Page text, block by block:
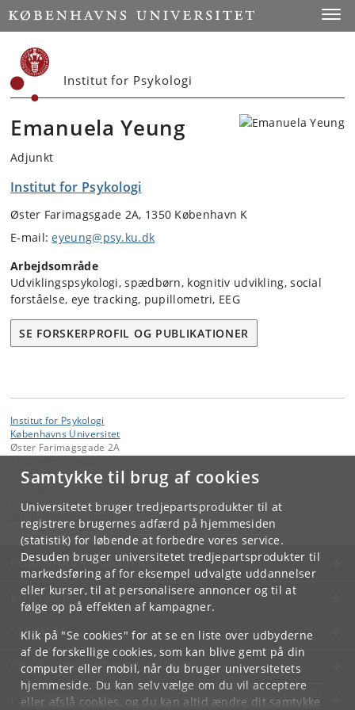
Samtykke til brug af cookies
Universitetet bruger tredjepartsprodukter til at
registrere brugernes adfærd på hjemmesiden
(statistik) for løbende at forbedre vores service.
Desuden bruger universitetet tredjepartsprodukter til
markedsføring af for eksempel udvalgte uddannelser
eller kurser, til at personalisere annoncer og til at
følge op på effekten af kampagner.
Klik på "Se cookies" for at se en liste over udbyderne
af de forskellige cookies, som kan blive gemt på din
computer eller mobil, når du bruger universitetets
hjemmeside. Du kan selv vælge om du vil acceptere
eller afslå cookies, og du kan altid ændre dit samtykke
Start
Institut for Psykologi
Emanuela Yeung
Adjunkt
Institut for Psykologi
Øster Farimagsgade 2A, 1350 København K
E-mail:eyeung@psy.ku.dk
Arbejdsområde
Udviklingspsykologi, spædbørn, kognitiv udvikling, social
forståelse, eye tracking, pupillometri, EEG
SE FORSKERPROFIL OG PUBLIKATIONER
Institut for Psykologi
Københavns Universitet
Øster Farimagsgade 2A
Administration
KØBENHAVNS UNIVERSITET
KONTAKT
SERVICES
FOR STUDERENDE OG ANSATTE
JOB OG KARRIERE